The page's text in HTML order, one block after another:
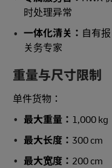
时处理异常
一体化清关： 自有
关务专家
重量与尺寸限制
单件货物：
最大重量： 1,000 kg
最大长度： 300 cm
最大宽度： 200 cm